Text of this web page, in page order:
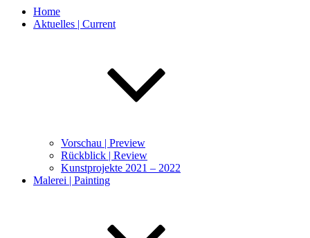
Home
Aktuelles | Current
Vorschau | Preview
Rückblick | Review
Kunstprojekte 2021 – 2022
Malerei | Painting